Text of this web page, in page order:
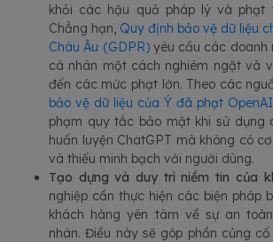
khỏi các hậu quả pháp lý và phạt
Chẳng hạn, Quy định bảo vệ dữ liệu
Châu Âu (GDPR)yêu cầu các doanh
cá nhân một cách nghiêm ngặt và
đến các mức phạt lớn. Theo các
bảo vệ dữ liệu của Ý đã phạt
phạm quy tắc bảo mật khi sử dụng
huấn luyện ChatGPT mà không có
và thiếu minh bạch với người dùng.
Tạo dựng và duy trì niềm tin của
nghiệp cần thực hiện các biện pháp
khách hàng yên tâm về sự an
nhân. Điều này sẽ góp phần củng